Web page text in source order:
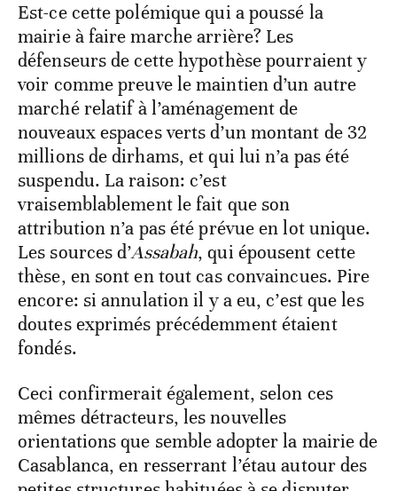
Est-ce cette polémique qui a poussé la
mairie à faire marche arrière? Les
défenseurs de cette hypothèse pourraient y
voir comme preuve le maintien d’un autre
marché relatif à l’aménagement de
nouveaux espaces verts d’un montant de 32
millions de dirhams, et qui lui n’a pas été
suspendu. La raison: c’est
vraisemblablement le fait que son
attribution n’a pas été prévue en lot unique.
Les sources d’Assabah, qui épousent cette
thèse, en sont en tout cas convaincues. Pire
encore: si annulation il y a eu, c’est que les
doutes exprimés précédemment étaient
fondés.
Ceci confirmerait également, selon ces
mêmes détracteurs, les nouvelles
orientations que semble adopter la mairie de
Casablanca, en resserrant l’étau autour des